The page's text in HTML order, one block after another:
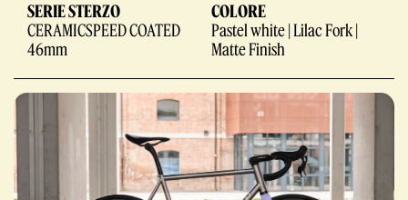
Giornale
SERIE STERZO
CERAMICSPEED COATED
46mm
COLORE
Pastel white | Lilac Fork |
Matte Finish